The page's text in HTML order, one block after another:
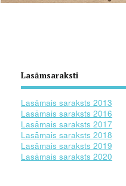
Lasāmsaraksti
Lasāmais saraksts 2013
Lasāmais saraksts 2016
Lasāmais saraksts 2017
Lasāmais saraksts 2018
Lasāmais saraksts 2019
Lasāmais saraksts 2020